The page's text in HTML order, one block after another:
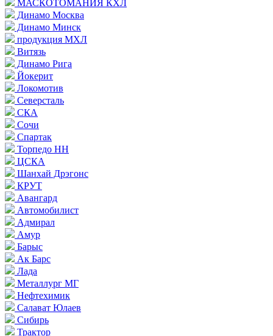
МАСКОТОМАНИЯ КХЛ
Динамо Москва
Динамо Минск
продукция МХЛ
Витязь
Динамо Рига
Йокерит
Локомотив
Северсталь
СКА
Сочи
Спартак
Торпедо НН
ЦСКА
Шанхай Дрэгонс
КРУТ
Авангард
Автомобилист
Адмирал
Амур
Барыс
Ак Барс
Лада
Металлург МГ
Нефтехимик
Салават Юлаев
Сибирь
Трактор